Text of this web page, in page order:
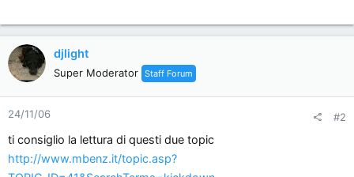
djlight
Super Moderator Staff Forum
24/11/06 #2
ti consiglio la lettura di questi due topic
http://www.mbenz.it/topic.asp?